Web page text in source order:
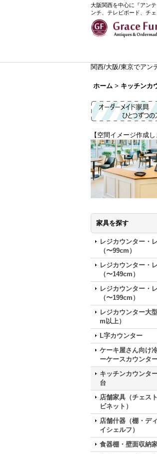
大阪関西を中心に『アン
ンチ、テレビボード、チ
関西/大阪/東京でアン
ホーム > キッチンカ
【空間イメージ作成し
家具を探す
レジカウンター・
（〜99cm）
レジカウンター・
（〜149cm）
レジカウンター・
（〜199cm）
レジカウンター大
m以上）
L字カウンター
ケーキ屋さん向け
ーケースカウンタ
キッチンカウンタ
台
店舗家具（チェス
ビネット）
店舗什器（棚・デ
イシェルフ）
食器棚・壁面収納